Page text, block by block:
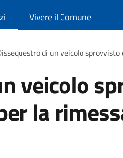
Vivere il Comune
di un veicolo
veicolo
la